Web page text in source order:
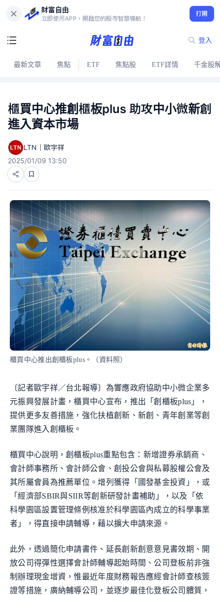
財富自由
立即使用APP，開啟您的股市智慧導航！
打開
登入
最新文章 焦點 ETF 焦點股 ETF詳情 千金股
櫃買中心推創櫃板plus 助攻中小微新創
進入資本市場
LTN｜歐宇祥
2025/01/09 13:50
櫃買中心推出創櫃板plus。（資料照）
〔記者歐宇祥／台北報導〕為響應政府協助中小微企業多
元振興發展計畫，櫃買中心宣布，推出「創櫃板plus」，
提供更多友善措施，強化扶植創新、新創、青年創業等創
業團隊進入創櫃板。
櫃買中心說明，創櫃板plus重點包含：新增證券承銷商、
會計師事務所、會計師公會、創投公會與私募股權公會及
其所屬會員為推薦單位。增列獲得「國發基金投資」，或
「經濟部SBIR與SIIR等創新研發計畫補助」，以及「依
科學園區設置管理條例核准於科學園區內成立的科學事業
者」，得直接申請輔導，藉以擴大申請來源。
此外，透過簡化申請書件、延長創新創意意見書效期、開
放公司得彈性選擇會計師輔導起始時間、公司登板前非強
制辦理現金增資，惟最近年度財務報告應經會計師查核簽
證等措施，廣納輔導公司，並逐步最佳化登板公司體質，